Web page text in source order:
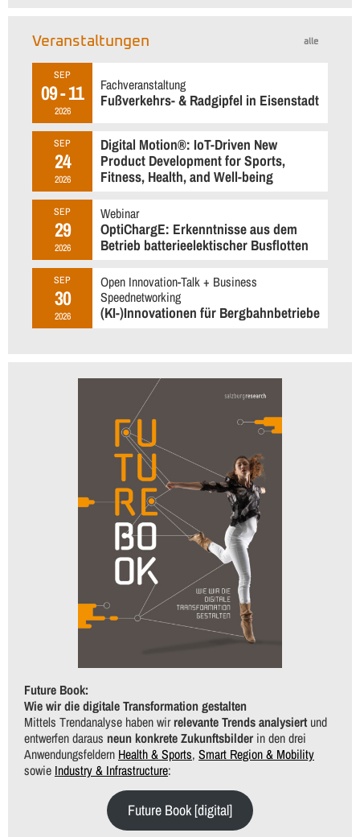
alle
Veranstaltungen
SEP
09 - 11
2026
Fachveranstaltung
Fußverkehrs- & Radgipfel in Eisenstadt
SEP
24
2026
Digital Motion®: IoT-Driven New
Product Development for Sports,
Fitness, Health, and Well-being
SEP
29
2026
Webinar
OptiChargE: Erkenntnisse aus dem
Betrieb batterieelektischer Busflotten
SEP
30
2026
Open Innovation-Talk + Business
Speednetworking
(KI-)Innovationen für Bergbahnbetriebe
Future Book:
Wie wir die digitale Transformation gestalten
Mittels Trendanalyse haben wirrelevante Trends analysiertund
entwerfen daraus neun konkrete Zukunftsbilder in den drei
Anwendungsfeldern Health & Sports, Smart Region & Mobility
sowie Industry & Infrastructure:
Future Book [digital]